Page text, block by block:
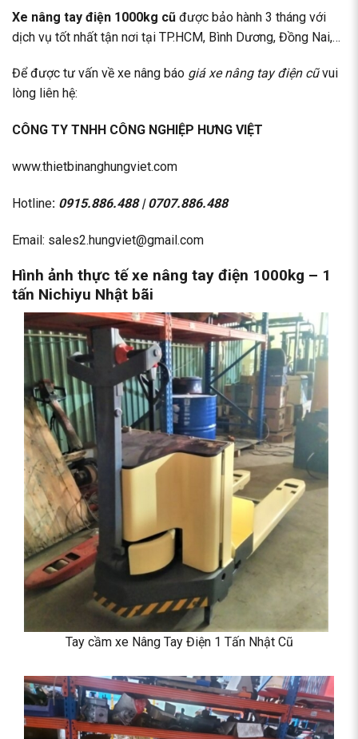
Xe nâng tay điện 1000kg cũ được bảo hành 3 tháng với
dịch vụ tốt nhất tận nơi tại TP.HCM, Bình Dương, Đồng Nai,…
Để được tư vấn về xe nâng báo giá xe nâng tay điện cũvui
lòng liên hệ:
CÔNG TY TNHH CÔNG NGHIỆP HƯNG VIỆT
www.thietbinanghungviet.com
Hotline: 0915.886.488|0707.886.488
Email: sales2.hungviet@gmail.com
Hình ảnh thực tế xe nâng tay điện 1000kg – 1
tấn Nichiyu Nhật bãi
Tay cầm xe Nâng Tay Điện 1 Tấn Nhật Cũ